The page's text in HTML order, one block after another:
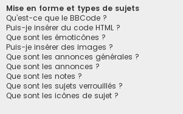
Mise en forme et types de sujets
Qu’est-ce que le BBCode ?
Puis-je insérer du code HTML ?
Que sont les émoticônes ?
Puis-je insérer des images ?
Que sont les annonces générales ?
Que sont les annonces ?
Que sont les notes ?
Que sont les sujets verrouillés ?
Que sont les icônes de sujet ?